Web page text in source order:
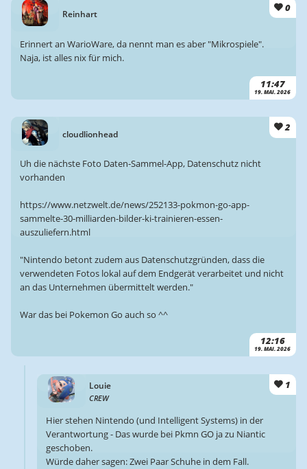
Reinhart
0
11:47
19. MAI. 2026
Erinnert an WarioWare, da nennt man es aber "Mikrospiele".
Naja, ist alles nix für mich.
cloudlionhead
2
12:16
19. MAI. 2026
Uh die nächste Foto Daten-Sammel-App, Datenschutz nicht
vorhanden
https://www.netzwelt.de/news/252133-pokmon-go-app-
sammelte-30-milliarden-bilder-ki-trainieren-essen-
auszuliefern.html
"Nintendo betont zudem aus Datenschutzgründen, dass die
verwendeten Fotos lokal auf dem Endgerät verarbeitet und nicht
an das Unternehmen übermittelt werden."
War das bei Pokemon Go auch so ^^
Louie
CREW
1
Hier stehen Nintendo (und Intelligent Systems) in der
Verantwortung - Das wurde bei Pkmn GO ja zu Niantic
geschoben.
Würde daher sagen: Zwei Paar Schuhe in dem Fall.